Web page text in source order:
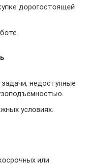
дорогостоящей
недоступные
условиях.
или